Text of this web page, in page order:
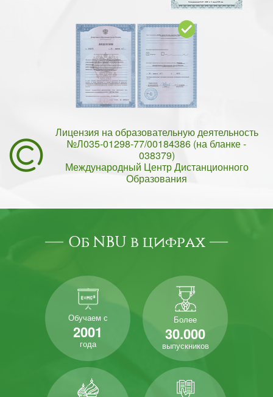
Лицензия на образовательную деятельность
№Л035-01298-77/00184386 (на бланке -
038379)
Международный Центр Дистанционного
Образования
Об NBU в цифрах
Обучаем с
2001
года
Более
30.000
выпускников